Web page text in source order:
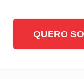
QUERO